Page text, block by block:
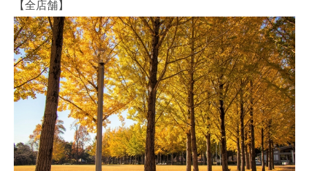
【全店舗】